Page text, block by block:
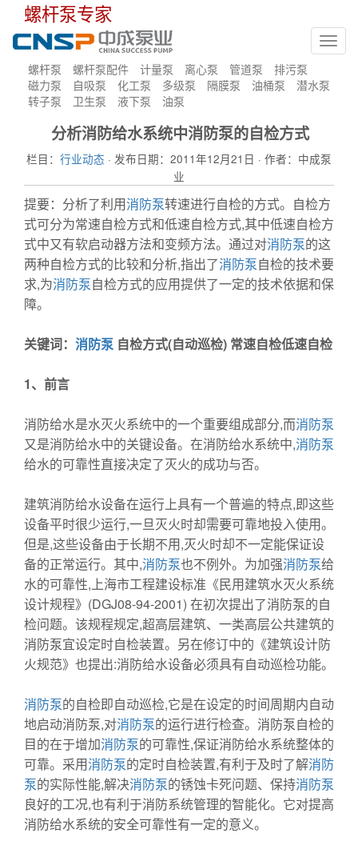
螺杆泵专家
螺杆泵 螺杆泵配件 计量泵 离心泵 管道泵
排污泵
磁力泵
自吸泵 化工泵 多级泵 隔膜泵 油桶泵
潜水泵
转子泵
卫生泵 液下泵 油泵
分析消防给水系统中消防泵的自检方式
栏目： 行业动态 · 发布日期：2011年12月21日 · 作者：中成泵
业
提要：分析了利用消防泵转速进行自检的方式。自检方
式可分为常速自检方式和低速自检方式,其中低速自检方
式中又有软启动器方法和变频方法。通过对消防泵的这
两种自检方式的比较和分析,指出了消防泵自检的技术要
求,为消防泵自检方式的应用提供了一定的技术依据和保
障。
关键词： 消防泵 自检方式(自动巡检) 常速自检低速自检
1、前言
消防给水是水灭火系统中的一个重要组成部分,而消防泵
又是消防给水中的关键设备。在消防给水系统中,消防泵
给水的可靠性直接决定了灭火的成功与否。
建筑消防给水设备在运行上具有一个普遍的特点,即这些
设备平时很少运行,一旦灭火时却需要可靠地投入使用。
但是,这些设备由于长期不用,灭火时却不一定能保证设
备的正常运行。其中,消防泵也不例外。为加强消防泵给
水的可靠性,上海市工程建设标准《民用建筑水灭火系统
设计规程》(DGJ08-94-2001) 在初次提出了消防泵的自
检问题。该规程规定,超高层建筑、一类高层公共建筑的
消防泵宜设定时自检装置。另在修订中的《建筑设计防
火规范》也提出:消防给水设备必须具有自动巡检功能。
消防泵的自检即自动巡检,它是在设定的时间周期内自动
地启动消防泵,对消防泵的运行进行检查。消防泵自检的
目的在于增加消防泵的可靠性,保证消防给水系统整体的
可靠。采用消防泵的定时自检装置,有利于及时了解消防
泵的实际性能,解决消防泵的锈蚀卡死问题、保持消防泵
良好的工况,也有利于消防系统管理的智能化。它对提高
消防给水系统的安全可靠性有一定的意义。